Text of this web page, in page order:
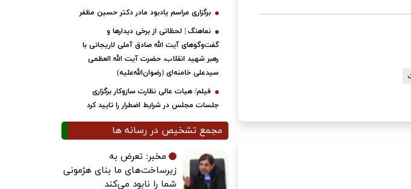
برگزاری مراسم یادبود مادر دکتر حسین مظفر
نماهنگ | لحظاتی از برخی دیدارها و
گفت‌وگوهای آیت ‌الله صادق آملی لاریجانی با
رهبر شهید انقلاب، حضرت آیت‌ الله العظمی
سیدعلی خامنه‌ای (رضوان‌الله‌علیه)
فیلم/ هیات عالی نظارت سازوکار برگزاری
جلسات مجلس در شرایط اضطرار را تایید کرد
مجمع تشخیص در رسانه ها
مخبر: تعرض به
زیرساخت‌های ما بنای هژمونی
شما را نابود می‌کند